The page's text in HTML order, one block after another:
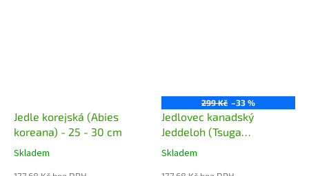
Jedle korejská (Abies
koreana) - 25 - 30 cm
Skladem
299 Kč –33 %
Jedlovec kanadský
Jeddeloh (Tsuga
canadensis Jeddeloh) - 10
Skladem